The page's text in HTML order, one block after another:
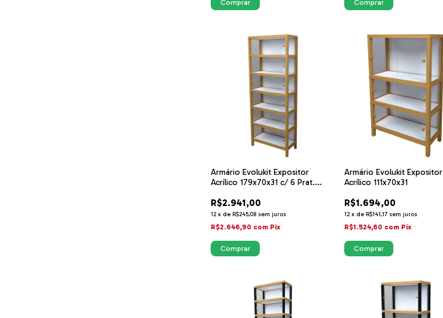
Armário Evolukit Expositor
Acrílico 179x70x31 c/ 6 Prat.
R$2.941,00
12 x de R$245,08 sem juros
R$2.646,90 com Pix
Armário Evolukit Expositor
Acrílico 111x70x31
R$1.694,00
12 x de R$141,17 sem juros
R$1.524,60 com Pix